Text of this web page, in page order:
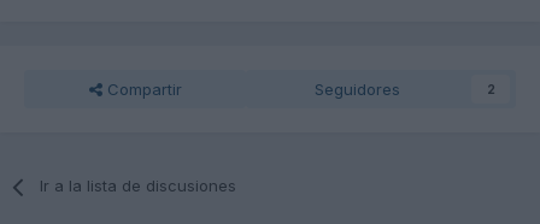
Compartir Seguidores 2
Ir a la lista de discusiones